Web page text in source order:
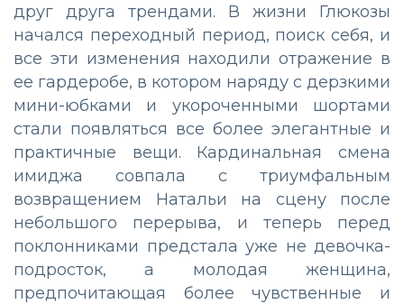
друг друга трендами. В жизни Глюкозы
начался переходный период, поиск себя, и
все эти изменения находили отражение в
ее гардеробе, в котором наряду с дерзкими
мини-юбками и укороченными шортами
стали появляться все более элегантные и
практичные вещи. Кардинальная смена
имиджа совпала с триумфальным
возвращением Натальи на сцену после
небольшого перерыва, и теперь перед
поклонниками предстала уже не девочка-
подросток, а молодая женщина,
предпочитающая более чувственные и